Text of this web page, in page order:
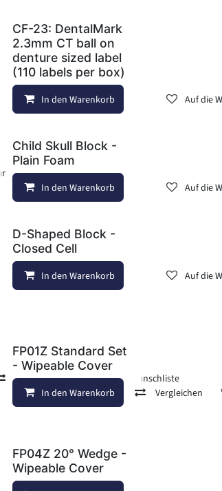
Auf die Wunschliste
CF-23: DentalMark
2.3mm CT ball on
denture sized label
(110 labels per box)
In den Warenkorb Auf die
Auf die Wunschliste
Child Skull Block -
Plain Foam
In den Warenkorb Auf die
Auf die Wunschliste
D-Shaped Block -
Closed Cell
In den Warenkorb Auf die
Vergleichen Auf die Wunschliste
FP01Z Standard Set
- Wipeable Cover
In den Warenkorb Vergleichen
FP04Z 20° Wedge -
Wipeable Cover